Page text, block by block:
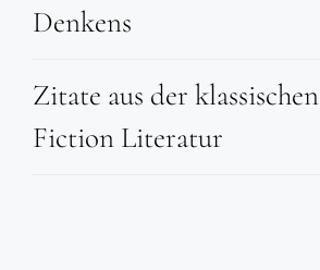
Denkens
Zitate aus der klassischen Science-
Fiction Literatur